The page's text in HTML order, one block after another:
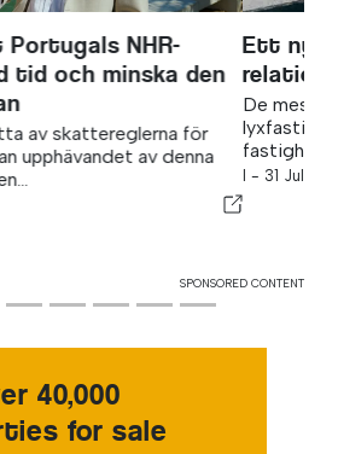
Comporta: Där
enastående möjligheter
inom
handlar sällan om själva
SPONSORED CONTENT
40,000
for sale